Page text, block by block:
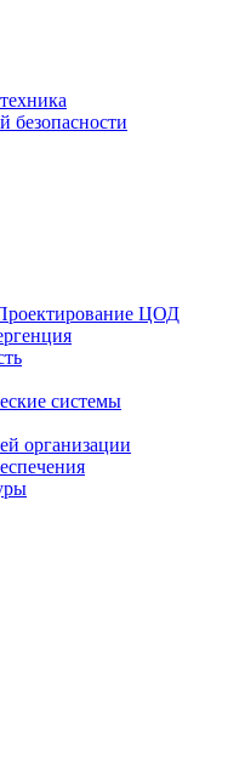
ЦОД
системы
организации